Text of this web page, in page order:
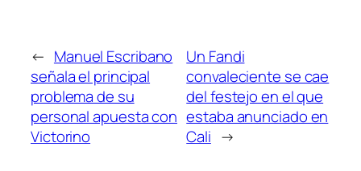
← Manuel Escribano
señala el principal
problema de su
personal apuesta con
Victorino
Un Fandi
convaleciente se cae
del festejo en el que
estaba anunciado en
Cali →